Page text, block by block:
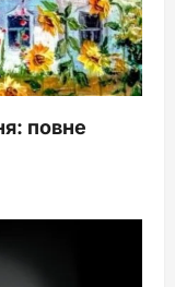
повне